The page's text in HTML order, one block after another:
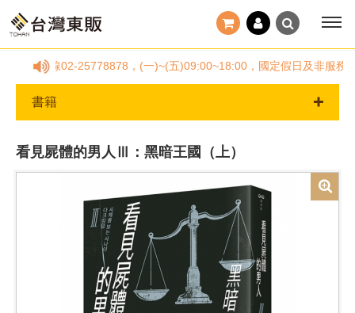
專線02-25778878，(一)~(五)09:00~18:00，國定假日及非服務時
書籍
看見屍體的男人Ⅲ：黑暗王國（上）